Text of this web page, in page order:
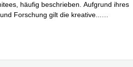
häufig beschrieben. Aufgrund ihres
Forschung gilt die kreative